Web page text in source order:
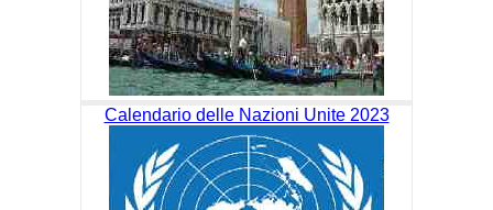
Calendario delle Nazioni Unite 2023